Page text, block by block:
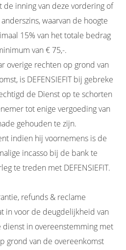
inning van deze vordering of
waarvan de hoogte
15% van het totale bedrag
van € 75,-.
overige rechten op grond van
is DEFENSIEFIT bij gebreke
de Dienst op te schorten
tot enige vergoeding van
gehouden te zijn.
indien hij voornemens is de
incasso bij de bank te
te treden met DEFENSIEFIT.
refunds & reclame
in voor de deugdelijkheid van
in overeenstemming met
grond van de overeenkomst